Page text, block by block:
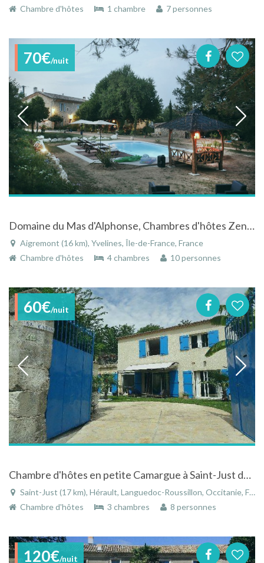
Chambre d'hôtes
1 chambre 7 personnes
70€/nuit
Domaine du Mas d'Alphonse, Chambres d'hôtes Zen et Insolites à Aigremont
Aigremont (16 km), Yvelines, Île-de-France, France
Chambre d'hôtes
4 chambres 10 personnes
60€/nuit
Chambre d'hôtes en petite Camargue à Saint-Just dans l'Hérault dans le Languedoc-Roussillon
Saint-Just (17 km), Hérault, Languedoc-Roussillon, Occitanie, France
Chambre d'hôtes
3 chambres 8 personnes
120€/nuit